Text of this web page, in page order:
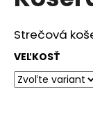
z
5
hviezdičiek.
Strečová
VEĽKOSŤ
j
s
ť
?